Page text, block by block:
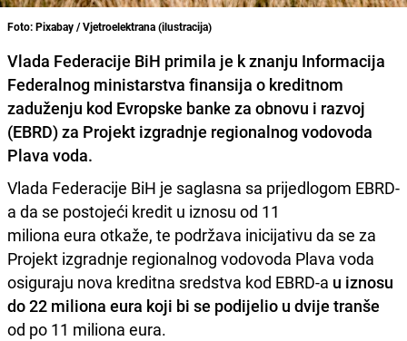
Foto: Pixabay / Vjetroelektrana (ilustracija)
Vlada Federacije BiH primila je k znanju Informacija
Federalnog ministarstva finansija o kreditnom
zaduženju kod Evropske banke za obnovu i razvoj
(EBRD) za Projekt izgradnje regionalnog vodovoda
Plava voda.
Vlada Federacije BiH je saglasna sa prijedlogom EBRD-
a da se postojeći kredit u iznosu od 11
miliona eura otkaže, te podržava inicijativu da se za
Projekt izgradnje regionalnog vodovoda Plava voda
osiguraju nova kreditna sredstva kod EBRD-a u iznosu
do 22 miliona eura koji bi se podijelio u dvije tranše
od po 11 miliona eura.